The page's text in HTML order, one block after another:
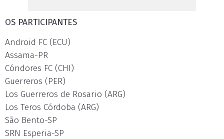
OS PARTICIPANTES
Android FC (ECU)
Assama-PR
Cóndores FC (CHI)
Guerreros (PER)
Los Guerreros de Rosario (ARG)
Los Teros Córdoba (ARG)
São Bento-SP
SRN Esperia-SP